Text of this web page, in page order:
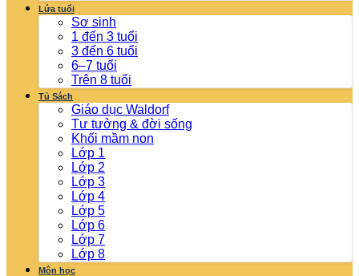
Lứa tuổi
Sơ sinh
1 đến 3 tuổi
3 đến 6 tuổi
6–7 tuổi
Trên 8 tuổi
Tủ Sách
Giáo dục Waldorf
Tư tưởng & đời sống
Khối mầm non
Lớp 1
Lớp 2
Lớp 3
Lớp 4
Lớp 5
Lớp 6
Lớp 7
Lớp 8
Môn học